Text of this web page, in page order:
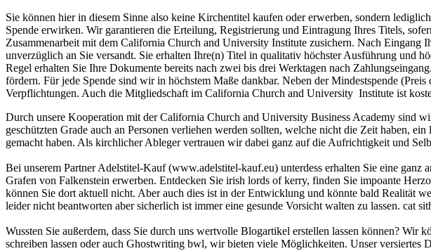
Sie können hier in diesem Sinne also keine Kirchentitel kaufen oder erwerben, sondern
Spende erwirken. Wir garantieren die Erteilung, Registrierung und Eintragung Ihres Titels,
Zusammenarbeit mit dem California Church and University Institute zusichern. Nach Eingang
unverzüglich an Sie versandt. Sie erhalten Ihre(n) Titel in qualitativ höchster Ausführung und
Regel erhalten Sie Ihre Dokumente bereits nach zwei bis drei Werktagen nach
fördern. Für jede Spende sind wir in höchstem Maße dankbar. Neben der Mindestspende
Verpflichtungen. Auch die Mitgliedschaft im California Church and University Institute ist
Durch unsere Kooperation mit der California Church and University Business Academy sind
geschützten Grade auch an Personen verliehen werden sollten, welche nicht die Zeit haben,
gemacht haben. Als kirchlicher Ableger vertrauen wir dabei ganz auf die Aufrichtigkeit und
Bei unserem Partner Adelstitel-Kauf (www.adelstitel-kauf.eu) unterdess erhalten Sie eine
Grafen von Falkenstein erwerben. Entdecken Sie irish lords of kerry, finden Sie impoante
können Sie dort aktuell nicht. Aber auch dies ist in der Entwicklung und könnte bald Realität
leider nicht beantworten aber sicherlich ist immer eine gesunde Vorsicht walten zu lassen. cat
Wussten Sie außerdem, dass Sie durch uns wertvolle Blogartikel erstellen lassen können? Wir
schreiben lassen oder auch Ghostwriting bwl, wir bieten viele Möglichkeiten. Unser versiertes